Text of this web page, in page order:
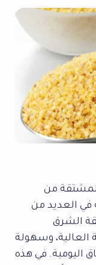
المشتقة من
في العديد من
الشرق
العالية، وسهولة
اليومية. في هذه